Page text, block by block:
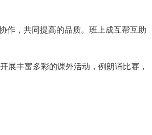
作，共同提高的品质。班上成互帮互助
展丰富多彩的课外活动，例朗诵比赛，